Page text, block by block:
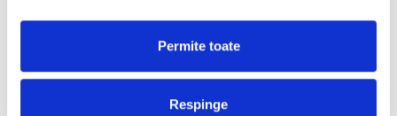
Permite toate
Respinge
Imprimante Brățări Identificare
Tablete/Pad-uri Captare Digitală Semnătură